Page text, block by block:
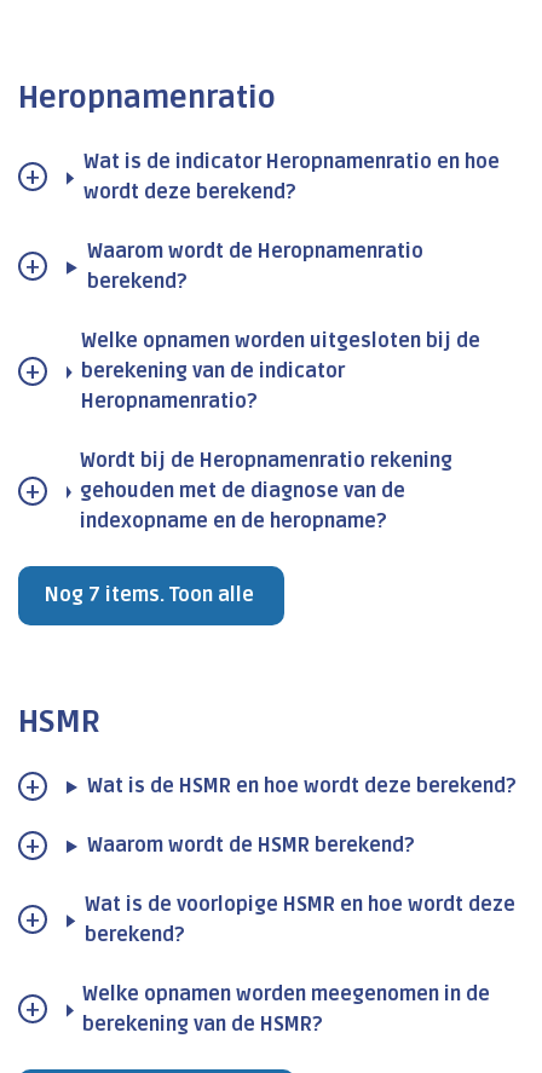
Heropnamenratio
Wat is de indicator Heropnamenratio en hoe
wordt deze berekend?
Waarom wordt de Heropnamenratio
berekend?
Welke opnamen worden uitgesloten bij de
berekening van de indicator
Heropnamenratio?
Wordt bij de Heropnamenratio rekening
gehouden met de diagnose van de
indexopname en de heropname?
Nog 7 items. Toon alle
HSMR
Wat is de HSMR en hoe wordt deze berekend?
Waarom wordt de HSMR berekend?
Wat is de voorlopige HSMR en hoe wordt deze
berekend?
Welke opnamen worden meegenomen in de
berekening van de HSMR?